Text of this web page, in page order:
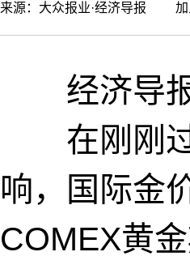
来源：大众报业·经济导报
经济导报
在刚刚过
响，国际金
COMEX黄